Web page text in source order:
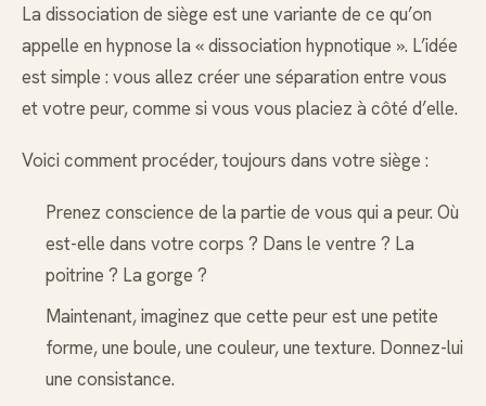
La dissociation de siège est une variante de ce qu’on
appelle en hypnose la « dissociation hypnotique ». L’idée
est simple : vous allez créer une séparation entre vous
et votre peur, comme si vous vous placiez à côté d’elle.
Voici comment procéder, toujours dans votre siège :
Prenez conscience de la partie de vous qui a peur. Où
est-elle dans votre corps ? Dans le ventre ? La
poitrine ? La gorge ?
Maintenant, imaginez que cette peur est une petite
forme, une boule, une couleur, une texture. Donnez-lui
une consistance.